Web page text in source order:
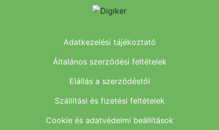
Adatkezelési tájékoztató
Általános szerződési feltételek
Elállás a szerződéstől
Szállítási és fizetési feltételek
Cookie és adatvédelmi beállítások